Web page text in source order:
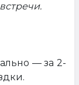
— за 2-